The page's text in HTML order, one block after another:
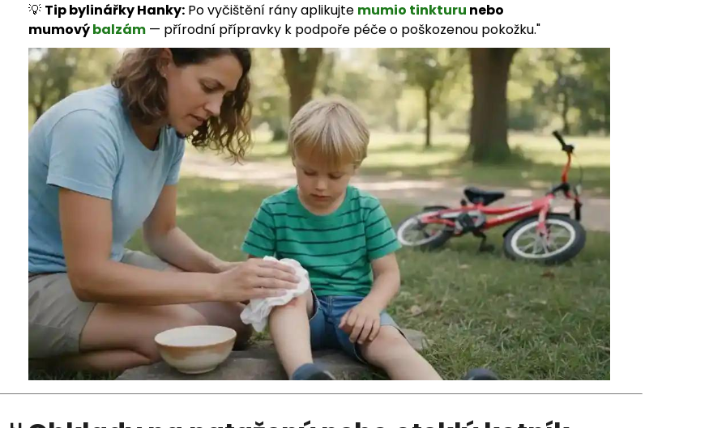
💡 Tip bylinářky Hanky: Po vyčištění rány aplikujte mumio tinkturu nebo
mumovýbalzám — přírodní přípravky k podpoře péče o poškozenou pokožku."